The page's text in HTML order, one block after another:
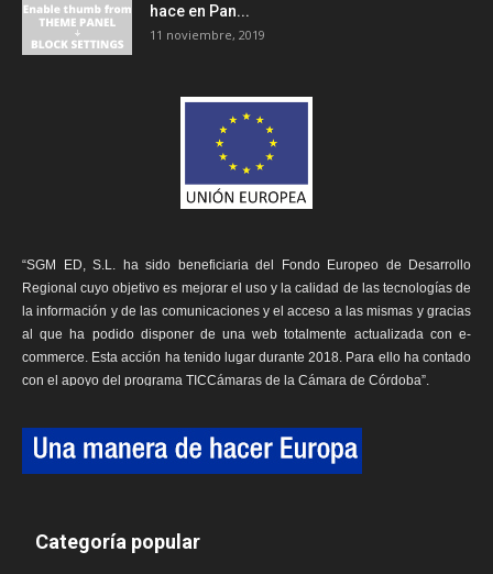
hace en Pan...
11 noviembre, 2019
“SGM ED, S.L. ha sido beneficiaria del Fondo Europeo de Desarrollo
Regional cuyo objetivo es mejorar el uso y la calidad de las tecnologías de
la información y de las comunicaciones y el acceso a las mismas y gracias
al que ha podido disponer de una web totalmente actualizada con e-
commerce. Esta acción ha tenido lugar durante 2018. Para ello ha contado
con el apoyo del programa TICCámaras de la Cámara de Córdoba”.
Categoría popular